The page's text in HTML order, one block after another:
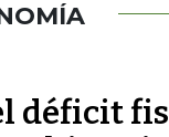
déficit